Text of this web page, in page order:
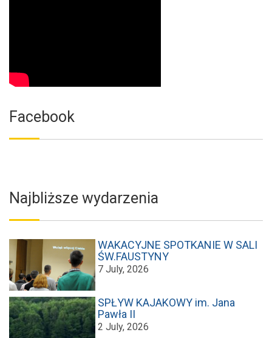
Facebook
Najbliższe wydarzenia
WAKACYJNE SPOTKANIE W SALI
ŚW.FAUSTYNY
7 July, 2026
SPŁYW KAJAKOWY im. Jana
Pawła II
2 July, 2026